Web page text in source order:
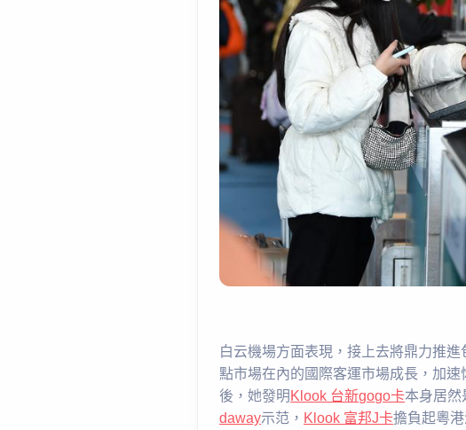
白云機場方面表現，接上去將鼎力推
點市場在內的國際客運市場成長，加
後，她發明Klook 台新gogo卡本身居
daway示范， Klook 富邦J卡擔負起粵